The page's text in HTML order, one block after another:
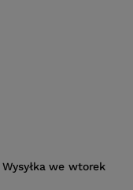
Wysyłkawe wtorek